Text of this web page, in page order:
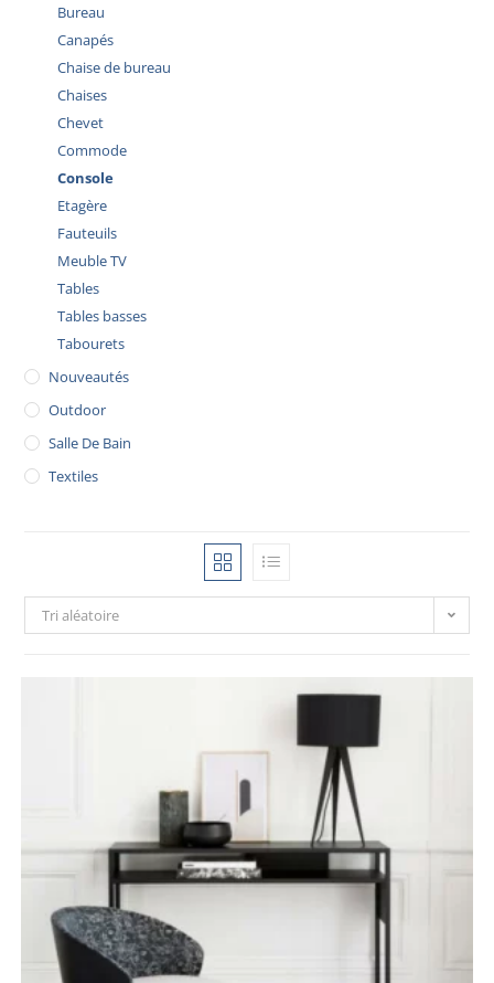
Tri aléatoire
Bureau
Canapés
Chaise de bureau
Chaises
Chevet
Commode
Console
Etagère
Fauteuils
Meuble TV
Tables
Tables basses
Tabourets
Nouveautés
Outdoor
Salle De Bain
Textiles